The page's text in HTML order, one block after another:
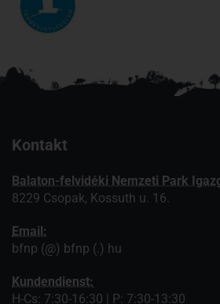
Kontakt
Balaton-felvidéki Nemzeti Park
8229 Csopak, Kossuth u. 16.
Email:
bfnp (@) bfnp (.) hu
Kundendienst:
H-Cs: 7:30-16:30 | P: 7:30-13:30